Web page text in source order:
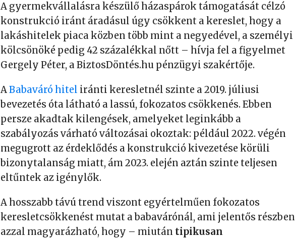
A gyermekvállalásra készülő házaspárok támogatását célzó
konstrukció iránt áradásul úgy csökkent a kereslet, hogy a
lakáshitelek piaca közben több mint a negyedével, a személyi
kölcsönöké pedig 42 százalékkal nőtt – hívja fel a figyelmet
Gergely Péter, a BiztosDöntés.hu pénzügyi szakértője.
ABabaváró hitel iránti keresletnél szinte a 2019. júliusi
bevezetés óta látható a lassú, fokozatos csökkenés. Ebben
persze akadtak kilengések, amelyeket leginkább a
szabályozás várható változásai okoztak: például 2022. végén
megugrott az érdeklődés a konstrukció kivezetése körüli
bizonytalanság miatt, ám 2023. elején aztán szinte teljesen
eltűntek az igénylők.
A hosszabb távú trend viszont egyértelműen fokozatos
keresletcsökkenést mutat a babavárónál, ami jelentős részben
azzal magyarázható, hogy – miután tipikusan